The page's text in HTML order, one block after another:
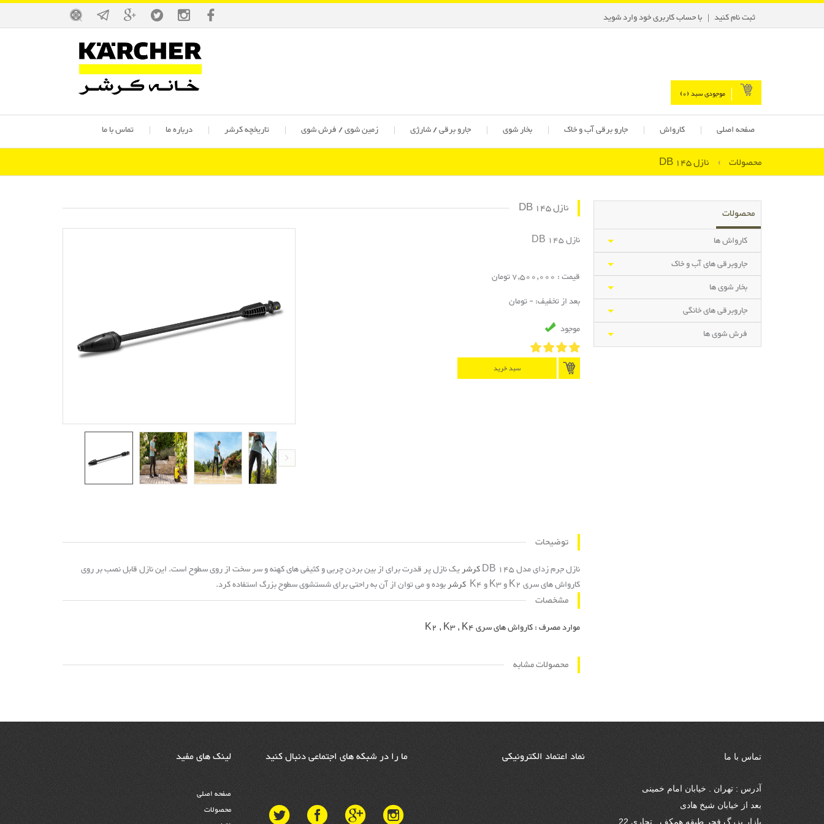
ثبت نام کنید با حساب کاربری خود وارد شوید
موجودی سبد (0
)
صفحه اصلی کارواش جارو برقی آب و خاک بخار شوی جارو برقی / شارژی زمین شوی / فرش شوی تاریخچه کرشر درباره ما تماس با ما
محصولات › نازل DB 145
محصولات
کارواش ها
جاروبرقی های آب و خاک
بخار شوی ها
جاروبرقی های خانگی
فرش شوی ها
نازل DB 145
نازل DB 145
قیمت : 7,500,000 تومان
بعد از تخفیف: - تومان
موجود
سبد خرید
توضیحات
نازل جرم زدای مدل DB 145 کرشریک نازل پر قدرت برای از بین بردن چربی و کثیفی های کهنه و سر سختاز روی سطوح است. این نازل قابل نصب بر روی
کارواش های سری K2 و K3 و K4
کرشربوده و می توان از آن به راحتی برای شستشوی سطوح بزرگ استفاده کرد.
مشخصات
موارد مصرف : کارواش های سری K2 , K3 , K4
محصولات مشابه
تماس با ما
آدرس : تهران . خیابان امام خمینی
بعد از خیابان شیخ هادی
بازار بزرگ فجر طبقه همکف . تجاری 22
نماد اعتماد الکترونیکی ما را در شبکه های اجتماعی دنبال کنید لینک های مفید
صفحه اصلی
محصولات